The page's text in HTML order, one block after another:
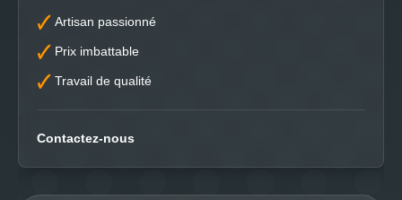
Artisan passionné
Prix imbattable
Travail de qualité
Contactez-nous